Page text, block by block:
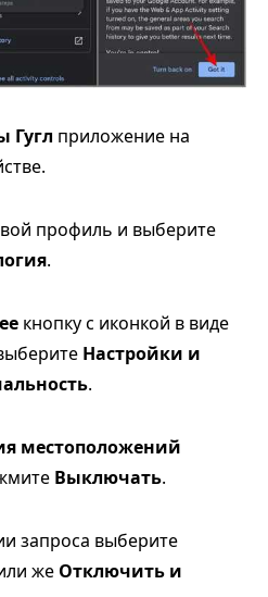
Гугл приложение на
профиль и выберите
.
кнопку с иконкой в виде
Настройки и
.
местоположений
Выключать.
запроса выберите
же Отключить и